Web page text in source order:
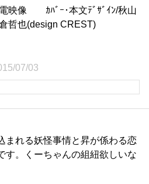
電映像 ｶﾊﾞｰ･本文ﾃﾞｻﾞｲﾝ/秋山
也(design CREST)
07/03
まれる妖怪事情と昇が係わる恋
す。くーちゃんの組紐欲しいな